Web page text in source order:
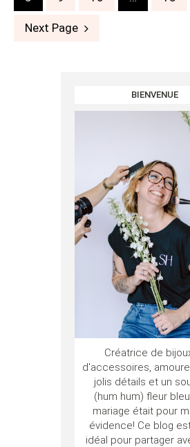
Next Page
BIENVENUE
Créatrice de
d'accessoires,
jolis détails et un
(hum hum) fleur
mariage était pour
évidence! Ce blog
idéal pour partager